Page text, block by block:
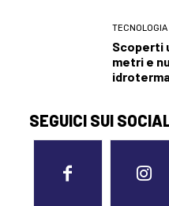
TECNOLOGIA
Scoperti
metri e
SEGUICI SUI